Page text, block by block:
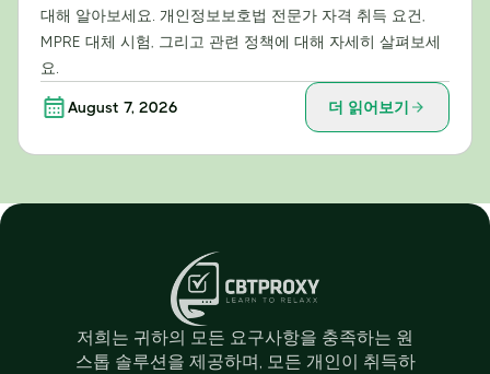
대해 알아보세요. 개인정보보호법 전문가 자격 취득 요건,
MPRE 대체 시험, 그리고 관련 정책에 대해 자세히 살펴보세
요.
August 7, 2026 더 읽어보기
저희는 귀하의 모든 요구사항을 충족하는 원
스톱 솔루션을 제공하며, 모든 개인이 취득하